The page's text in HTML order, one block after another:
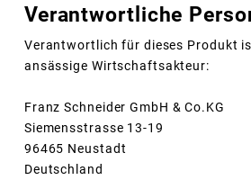
Verantwortliche
Verantwortlich für dieses Produkt
ansässige Wirtschaftsakteur:
Franz Schneider GmbH & Co.KG
Siemensstrasse 13-19
96465 Neustadt
Deutschland